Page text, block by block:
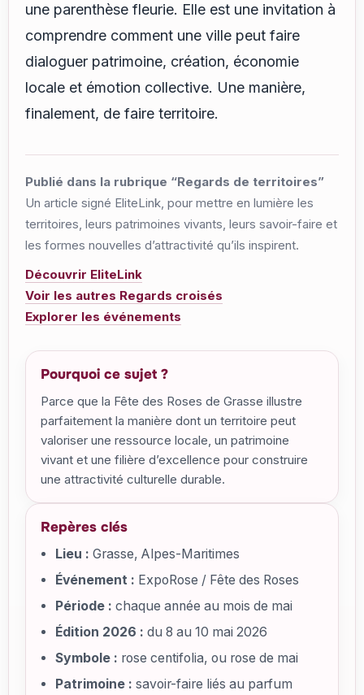
une parenthèse fleurie. Elle est une invitation à
comprendre comment une ville peut faire
dialoguer patrimoine, création, économie
locale et émotion collective. Une manière,
finalement, de faire territoire.
Publié dans la rubrique “Regards de territoires”
Un article signé EliteLink, pour mettre en lumière les
territoires, leurs patrimoines vivants, leurs savoir-faire et
les formes nouvelles d’attractivité qu’ils inspirent.
Découvrir EliteLink
Voir les autres Regards croisés
Explorer les événements
Pourquoi ce sujet ?
Parce que la Fête des Roses de Grasse illustre
parfaitement la manière dont un territoire peut
valoriser une ressource locale, un patrimoine
vivant et une filière d’excellence pour construire
une attractivité culturelle durable.
Repères clés
Lieu : Grasse, Alpes-Maritimes
Événement : ExpoRose / Fête des Roses
Période : chaque année au mois de mai
Édition 2026 : du 8 au 10 mai 2026
Symbole : rose centifolia, ou rose de mai
Patrimoine : savoir-faire liés au parfum